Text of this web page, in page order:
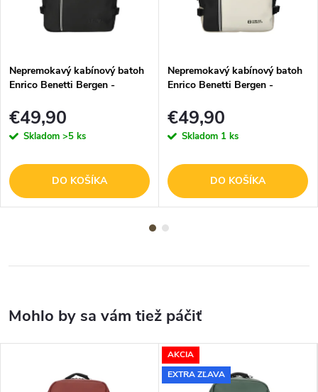
Nepremokavý kabínový batoh
Enrico Benetti Bergen -
€49,90
Skladom >5 ks
DO KOŠÍKA
Nepremokavý kabínový batoh
Enrico Benetti Bergen -
béžový
€49,90
Skladom 1 ks
DO KOŠÍKA
AKCIA
EXTRA ZĽAVA